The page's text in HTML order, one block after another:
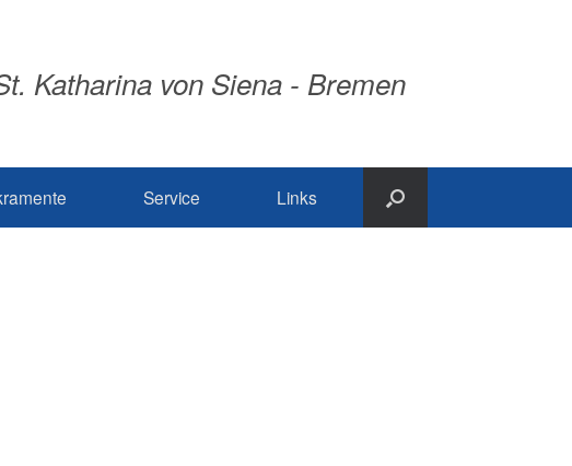
Katharina von Siena - Bremen
Service Links